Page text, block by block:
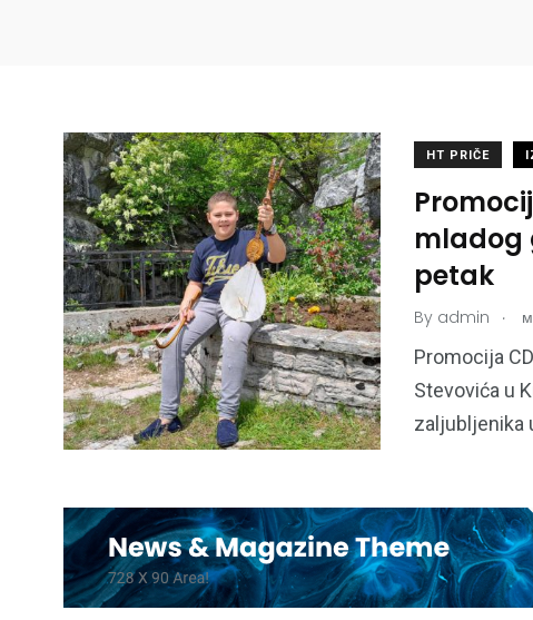
HT PRIČE
mladog
petak
By admin .
Promocija
Stevovića u
zaljubljenika